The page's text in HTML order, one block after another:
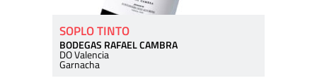
SOPLO TINTO
BODEGAS RAFAEL CAMBRA
DO Valencia
Garnacha